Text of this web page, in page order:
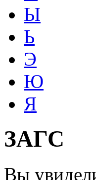
Ы
Ь
Э
Ю
Я
ЗАГС
Вы